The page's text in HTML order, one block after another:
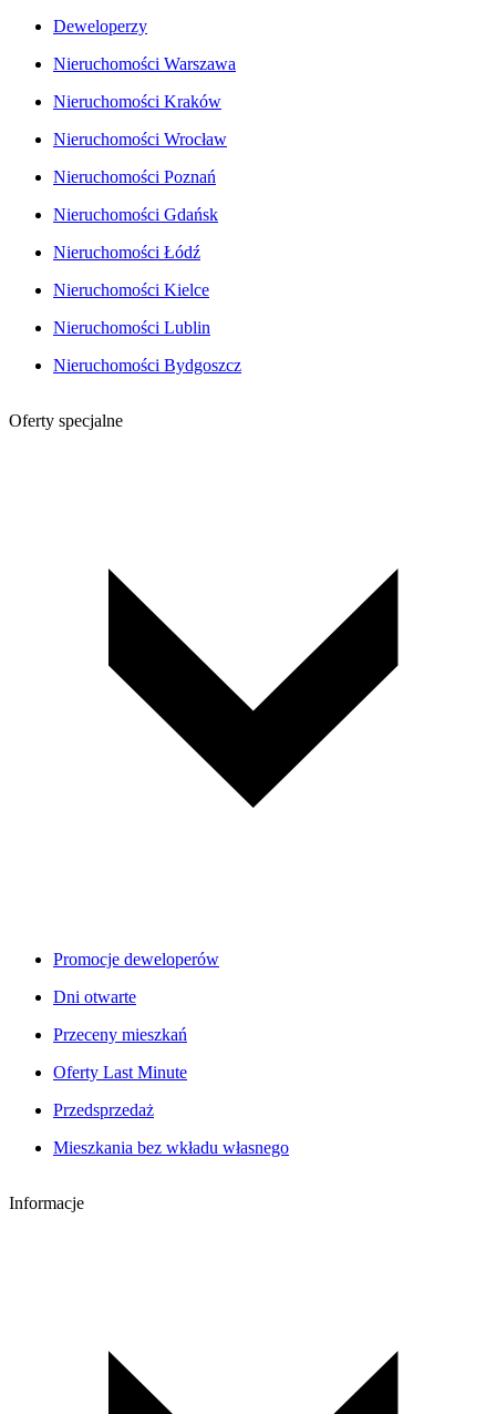
Deweloperzy
Nieruchomości Warszawa
Nieruchomości Kraków
Nieruchomości Wrocław
Nieruchomości Poznań
Nieruchomości Gdańsk
Nieruchomości Łódź
Nieruchomości Kielce
Nieruchomości Lublin
Nieruchomości Bydgoszcz
Oferty specjalne
Promocje deweloperów
Dni otwarte
Przeceny mieszkań
Oferty Last Minute
Przedsprzedaż
Mieszkania bez wkładu własnego
Informacje